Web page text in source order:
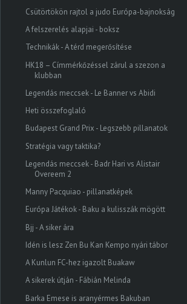
Csütörtökön rajtol a judo Európa-bajnokság
A felszerelés alapjai - boksz
Technikák - A térd megerősítése
HK18 – Címmérkőzéssel zárul a szezon a
klubban
Legendás meccsek - Le Banner vs Abidi
Heti összefoglaló
Budapest Grand Prix - Legszebb pillanatok
Stratégia vagy taktika?
Legendás meccsek - Badr Hari vs Alistair
Overeem 2
Manny Pacquiao - pillanatképek
Európa Játékok - Baku a kulisszák mögött
Bjj - A siker ára
Idén is lesz Zen Bu Kan Kempo nyári tábor
A Kunlun FC-hez igazolt Buakaw
A sikerek útján - Fábián Melinda
Barka Emese is aranyérmes Bakuban